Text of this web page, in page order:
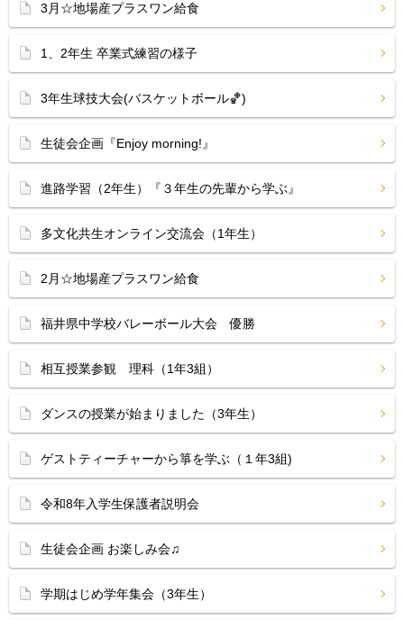
3月☆地場産プラスワン給食
1、2年生 卒業式練習の様子
3年生球技大会(バスケットボール🏀)
生徒会企画『Enjoy morning!』
進路学習（2年生）『３年生の先輩から学ぶ』
多文化共生オンライン交流会（1年生）
2月☆地場産プラスワン給食
福井県中学校バレーボール大会 優勝
相互授業参観 理科（1年3組）
ダンスの授業が始まりました（3年生）
ゲストティーチャーから箏を学ぶ（１年3組)
令和8年入学生保護者説明会
生徒会企画 お楽しみ会♫
学期はじめ学年集会（3年生）